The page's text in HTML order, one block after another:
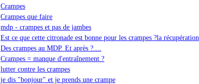
Crampes
Crampes que faire
mdp - crampes et pas de jambes
Est ce que cette citronade est bonne pour les crampes ?la récupération
Des crampes au MDP. Et après ?....
Crampes = manque d'entraînement ?
lutter contre les crampes
je dis "bonjour" et je prends une crampe